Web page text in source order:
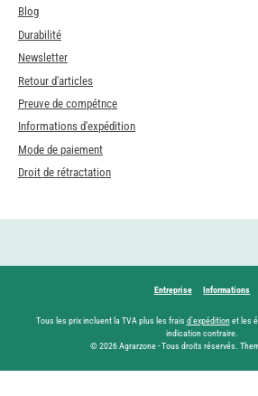
Blog
Durabilité
Newsletter
Retour d'articles
Preuve de compétnce
Informations d'expédition
Mode de paiement
Droit de rétractation
Entreprise Informations
Tous les prix incluent la TVA plus les frais d'expéditionet les
indication contraire.
© 2026 Agrarzone - Tous droits réservés.